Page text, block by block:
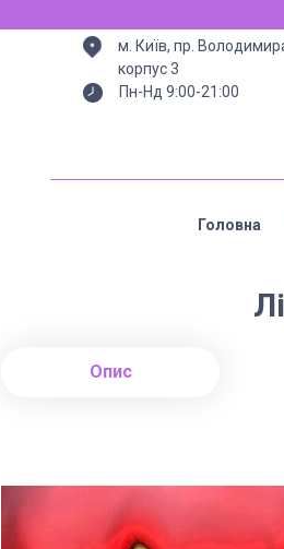
м. Київ, пр.
корпус 3
Пн-Нд 9:00-21:00
Головна
Опис